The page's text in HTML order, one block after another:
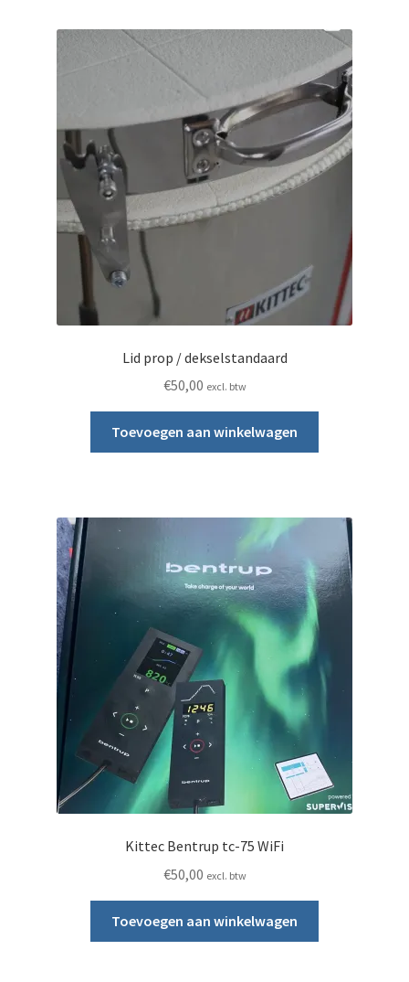
Lid prop / dekselstandaard
€50,00 excl. btw
Toevoegen aan winkelwagen
Kittec Bentrup tc-75 WiFi
€50,00 excl. btw
Toevoegen aan winkelwagen